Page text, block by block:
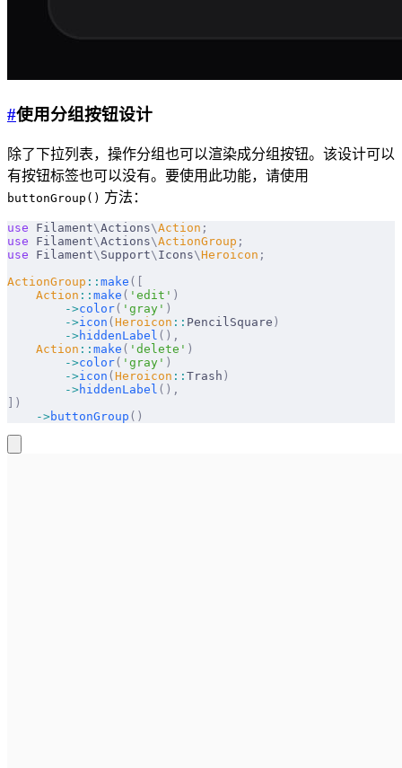
#使用分组按钮设计
除了下拉列表，操作分组也可以渲染成分组按钮。该设计可以
有按钮标签也可以没有。要使用此功能，请使用
buttonGroup() 方法：
use Filament\Actions\Action ;
use Filament\Actions\ActionGroup ;
use Filament\ Support\ Icons\Heroicon ;
ActionGroup :: make ([
    Action
:: make ( 'edit' )
        ->
color( 'gray' )
        ->
icon (Heroicon :: PencilSquare )
        ->
hiddenLabel (),
    Action
:: make ( 'delete' )
        ->
color( 'gray' )
        ->
icon (Heroicon :: Trash )
        ->
hiddenLabel (),
])
    ->
buttonGroup ()